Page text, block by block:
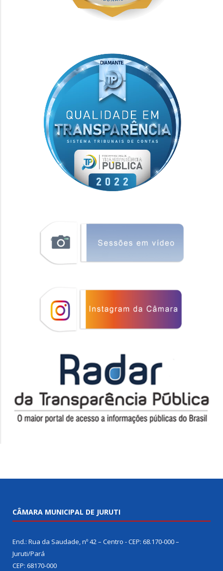
CÂMARA MUNICIPAL DE JURUTI
End.: Rua da Saudade, nº 42 – Centro - CEP: 68.170-000 –
Juruti/Pará
CEP: 68170-000